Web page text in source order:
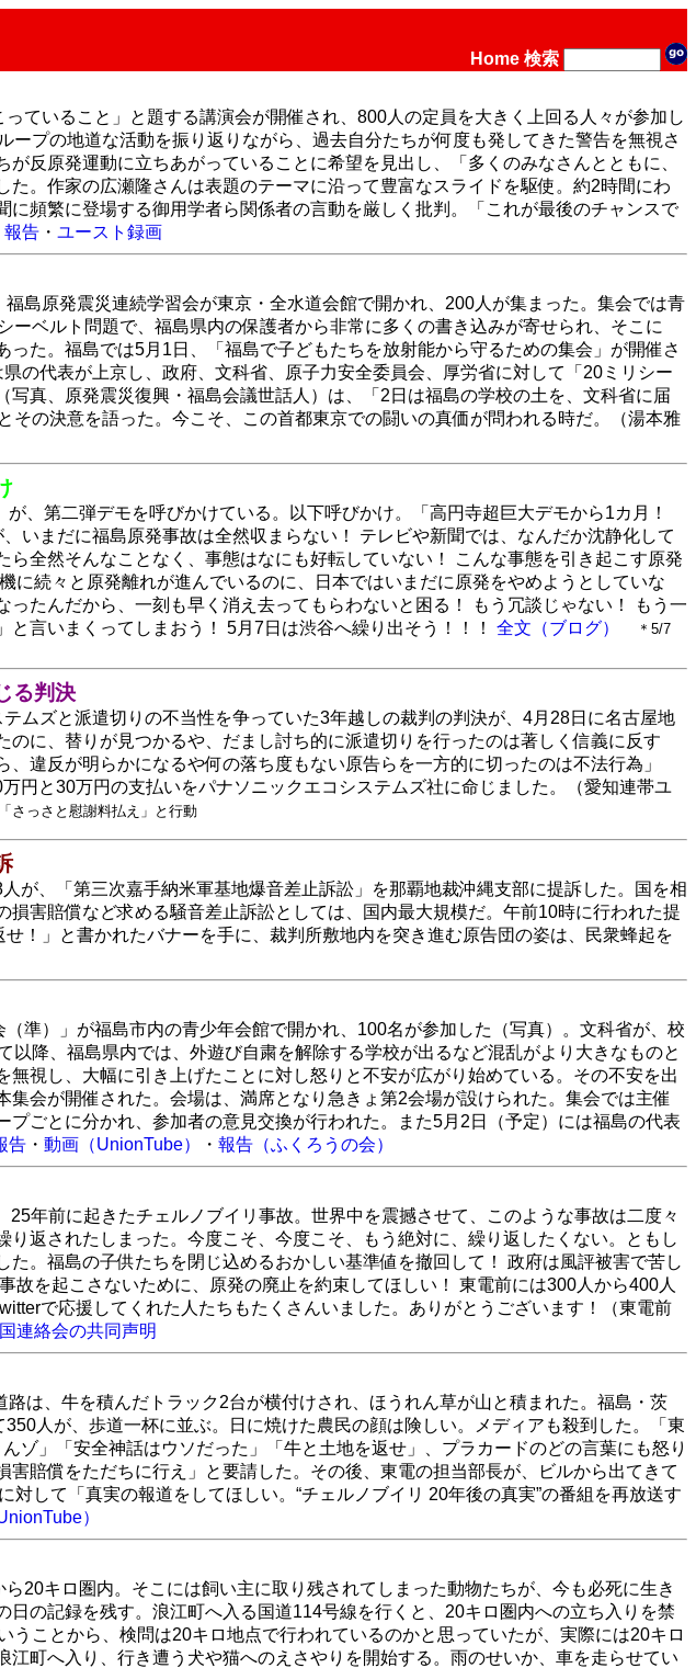
Home 検索
ていること」と題する講演会が開催され、800人の定員を大きく上回る人々が参加し
プの地道な活動を振り返りながら、過去自分たちが何度も発してきた警告を無視さ
反原発運動に立ちあがっていることに希望を見出し、「多くのみなさんとともに、
。作家の広瀬隆さんは表題のテーマに沿って豊富なスライドを駆使。約2時間にわ
頻繁に登場する御用学者ら関係者の言動を厳しく批判。「これが最後のチャンスで
報告 ・ ユースト録画
島原発震災連続学習会が東京・全水道会館で開かれ、200人が集まった。集会では青
ーベルト問題で、福島県内の保護者から非常に多くの書き込みが寄せられ、そこに
た。福島では5月1日、「福島で子どもたちを放射能から守るための集会」が開催さ
の代表が上京し、政府、文科省、原子力安全委員会、厚労省に対して「20ミリシー
真、原発震災復興・福島会議世話人）は、「2日は福島の学校の土を、文科省に届
その決意を語った。今こそ、この首都東京での闘いの真価が問われる時だ。（湯本雅
、第二弾デモを呼びかけている。以下呼びかけ。「高円寺超巨大デモから1カ月！
いまだに福島原発事故は全然収まらない！ テレビや新聞では、なんだか沈静化して
全然そんなことなく、事態はなにも好転していない！ こんな事態を引き起こす原発
に続々と原発離れが進んでいるのに、日本ではいまだに原発をやめようとしていな
たんだから、一刻も早く消え去ってもらわないと困る！ もう冗談じゃない！ もう一
言いまくってしまおう！ 5月7日は渋谷へ繰り出そう！！！ 全文（ブログ）
＊5/7
る判決
ムズと派遣切りの不当性を争っていた3年越しの裁判の判決が、4月28日に名古屋地
に、替りが見つかるや、だまし討ち的に派遣切りを行ったのは著しく信義に反す
違反が明らかになるや何の落ち度もない原告らを一方的に切ったのは不法行為」
円と30万円の支払いをパナソニックエコシステムズ社に命じました。（愛知連帯ユ
さっさと慰謝料払え」と行動
が、「第三次嘉手納米軍基地爆音差止訴訟」を那覇地裁沖縄支部に提訴した。国を相
害賠償など求める騒音差止訴訟としては、国内最大規模だ。午前10時に行われた提
！」と書かれたバナーを手に、裁判所敷地内を突き進む原告団の姿は、民衆蜂起を
準）」が福島市内の青少年会館で開かれ、100名が参加した（写真）。文科省が、校
降、福島県内では、外遊び自粛を解除する学校が出るなど混乱がより大きなものと
視し、大幅に引き上げたことに対し怒りと不安が広がり始めている。その不安を出
会が開催された。会場は、満席となり急きょ第2会場が設けられた。集会では主催
ごとに分かれ、参加者の意見交換が行われた。また5月2日（予定）には福島の代表
告 ・ 動画（UnionTube） ・ 報告（ふくろうの会）
年前に起きたチェルノブイリ事故。世界中を震撼させて、このような事故は二度々
返されたしまった。今度こそ、今度こそ、もう絶対に、繰り返したくない。ともし
。福島の子供たちを閉じ込めるおかしい基準値を撤回して！ 政府は風評被害で苦し
故を起こさないために、原発の廃止を約束してほしい！ 東電前には300人から400人
で応援してくれた人たちもたくさんいました。ありがとうございます！（東電前
連絡会の共同声明
は、牛を積んだトラック2台が横付けされ、ほうれん草が山と積まれた。福島・茨
人が、歩道一杯に並ぶ。日に焼けた農民の顔は険しい。メディアも殺到した。「東
ゾ」「安全神話はウソだった」「牛と土地を返せ」、プラカードのどの言葉にも怒り
賠償をただちに行え」と要請した。その後、東電の担当部長が、ビルから出てきて
して「真実の報道をしてほしい。“チェルノブイリ 20年後の真実”の番組を再放送す
）
20キロ圏内。そこには飼い主に取り残されてしまった動物たちが、今も必死に生き
の記録を残す。浪江町へ入る国道114号線を行くと、20キロ圏内への立ち入りを禁
うことから、検問は20キロ地点で行われているのかと思っていたが、実際には20キロ
町へ入り、行き遭う犬や猫へのえさやりを開始する。雨のせいか、車を走らせてい